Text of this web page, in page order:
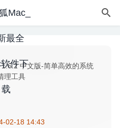
02-18 14:43
中文版 – 独特的Mac矢量图像